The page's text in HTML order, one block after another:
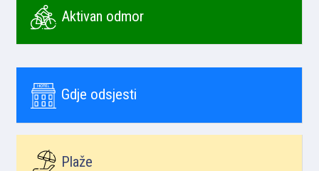
Aktivan odmor
Gdje odsjesti
Plaže